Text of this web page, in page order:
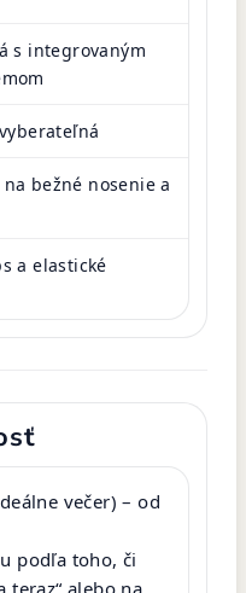
s integrovaným
bežné nosenie a
a elastické
večer) – od
podľa toho, či
teraz“ alebo na